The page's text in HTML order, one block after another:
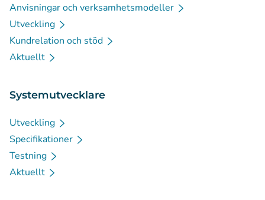
Anvisningar och verksamhetsmodeller
Utveckling
Kundrelation och stöd
Aktuellt
Systemutvecklare
Utveckling
Specifikationer
Testning
Aktuellt